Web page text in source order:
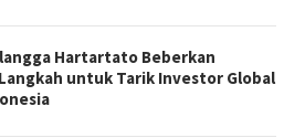
Hartartato Beberkan
untuk Tarik Investor Global